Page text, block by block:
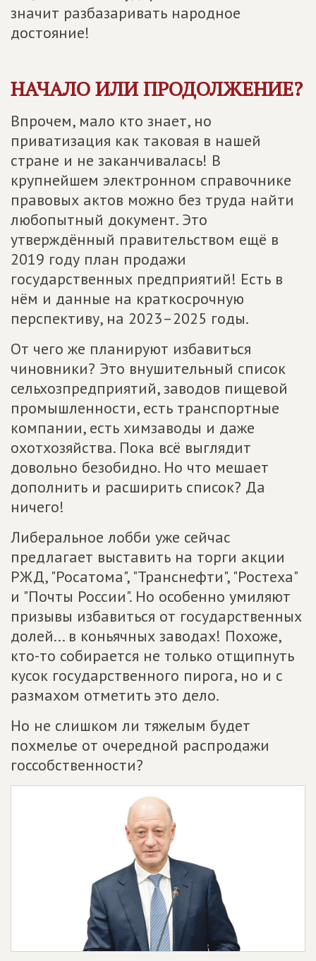
значит разбазаривать народное
достояние!
НАЧАЛО ИЛИ ПРОДОЛЖЕНИЕ?
Впрочем, мало кто знает, но
приватизация как таковая в нашей
стране и не заканчивалась! В
крупнейшем электронном справочнике
правовых актов можно без труда найти
любопытный документ. Это
утверждённый правительством ещё в
2019 году план продажи
государственных предприятий! Есть в
нём и данные на краткосрочную
перспективу, на 2023–2025 годы.
От чего же планируют избавиться
чиновники? Это внушительный список
сельхозпредприятий, заводов пищевой
промышленности, есть транспортные
компании, есть химзаводы и даже
охотхозяйства. Пока всё выглядит
довольно безобидно. Но что мешает
дополнить и расширить список? Да
ничего!
Либеральное лобби уже сейчас
предлагает выставить на торги акции
РЖД, "Росатома", "Транснефти", "Ростеха"
и "Почты России". Но особенно умиляют
призывы избавиться от государственных
долей... в коньячных заводах! Похоже,
кто-то собирается не только отщипнуть
кусок государственного пирога, но и с
размахом отметить это дело.
Но не слишком ли тяжелым будет
похмелье от очередной распродажи
госсобственности?